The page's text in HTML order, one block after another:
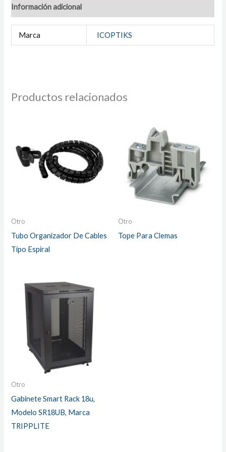
Información adicional
Marca ICOPTIKS
Productos relacionados
Otro
Tubo Organizador De Cables
Tipo Espiral
Otro
Tope Para Clemas
Otro
Gabinete Smart Rack 18u,
Modelo SR18UB, Marca
TRIPPLITE